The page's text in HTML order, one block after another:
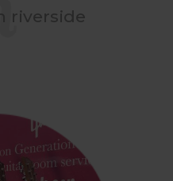
riverside